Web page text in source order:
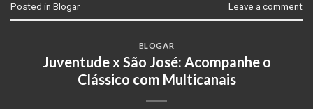
Posted in Blogar Leave a comment
BLOGAR
Juventude x São José: Acompanhe o
Clássico com Multicanais